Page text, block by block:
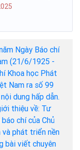
Ngày Báo chí
(21/6/1925 -
Khoa học Phát
Nam ra số 99
dung hấp dẫn.
thiệu về: Tư
chí của Chủ
và phát triển nền
bài viết chuyên